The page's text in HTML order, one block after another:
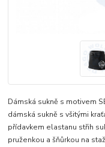
Dámská sukně s motivem
dámská sukně s všitými
přídavkem elastanu střih
pruženkou a šňůrkou na